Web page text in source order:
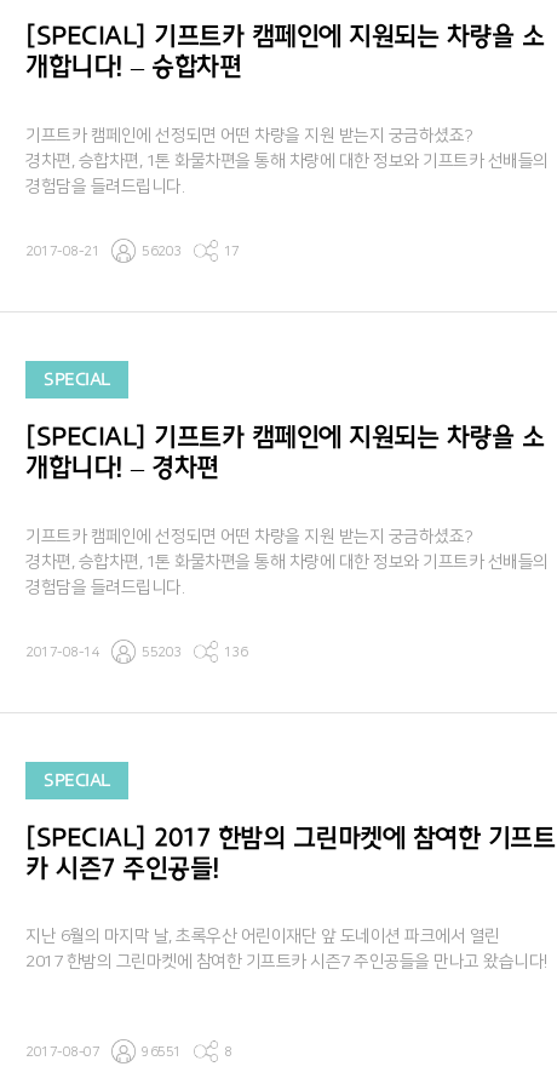
[SPECIAL] 기프트카 캠페인에 지원되는 차량을 소
개합니다! – 승합차편
기프트카 캠페인에 선정되면 어떤 차량을 지원 받는지 궁금하셨죠?
경차편, 승합차편, 1톤 화물차편을 통해 차량에 대한 정보와 기프트카 선배들의
경험담을 들려드립니다.
2017-08-21 56203 17
SPECIAL
[SPECIAL] 기프트카 캠페인에 지원되는 차량을 소
개합니다! – 경차편
기프트카 캠페인에 선정되면 어떤 차량을 지원 받는지 궁금하셨죠?
경차편, 승합차편, 1톤 화물차편을 통해 차량에 대한 정보와 기프트카 선배들의
경험담을 들려드립니다.
2017-08-14 55203 136
SPECIAL
[SPECIAL] 2017 한밤의 그린마켓에 참여한 기프트
카 시즌7 주인공들!
지난 6월의 마지막 날, 초록우산 어린이재단 앞 도네이션 파크에서 열린
2017 한밤의 그린마켓에 참여한 기프트카 시즌7 주인공들을 만나고 왔습니다!
2017-08-07 96551 8